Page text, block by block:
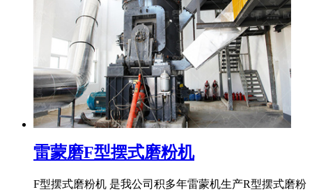
雷蒙磨F型摆式磨粉机
F型摆式磨粉机 是我公司积多年雷蒙机生产R型摆式磨粉